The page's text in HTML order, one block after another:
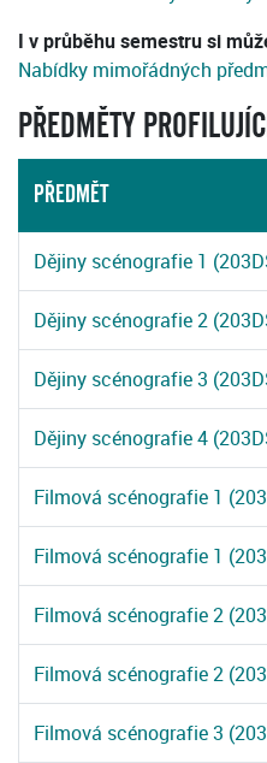
I v průběhu semestru si
Nabídky mimořádných
PŘEDMĚTY
PŘEDMĚT
Dějiny scénografie 1
Dějiny scénografie 2
Dějiny scénografie 3
Dějiny scénografie 4
Filmová scénografie 1
Filmová scénografie 1
Filmová scénografie 2
Filmová scénografie 2
Filmová scénografie 3